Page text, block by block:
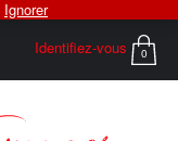
Identifiez-vous 0
Ignorer